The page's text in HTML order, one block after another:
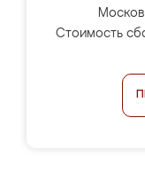
Стоимость